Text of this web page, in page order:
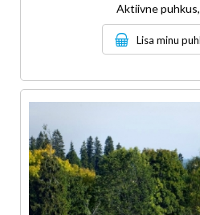
Aktiivne
Lisa minu